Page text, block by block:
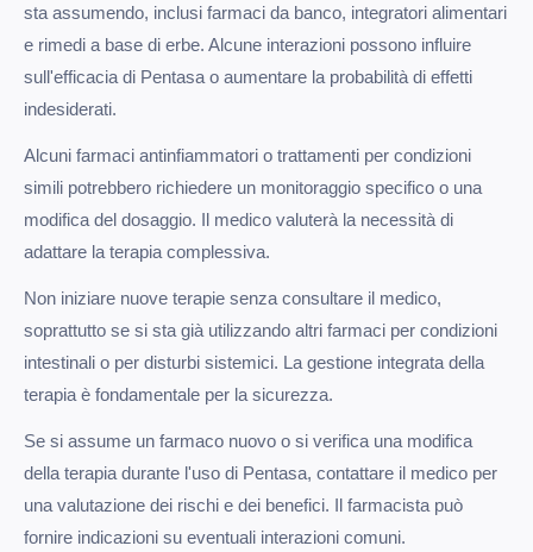
sta assumendo, inclusi farmaci da banco, integratori alimentari
e rimedi a base di erbe. Alcune interazioni possono influire
sull'efficacia di Pentasa o aumentare la probabilità di effetti
indesiderati.
Alcuni farmaci antinfiammatori o trattamenti per condizioni
simili potrebbero richiedere un monitoraggio specifico o una
modifica del dosaggio. Il medico valuterà la necessità di
adattare la terapia complessiva.
Non iniziare nuove terapie senza consultare il medico,
soprattutto se si sta già utilizzando altri farmaci per condizioni
intestinali o per disturbi sistemici. La gestione integrata della
terapia è fondamentale per la sicurezza.
Se si assume un farmaco nuovo o si verifica una modifica
della terapia durante l'uso di Pentasa, contattare il medico per
una valutazione dei rischi e dei benefici. Il farmacista può
fornire indicazioni su eventuali interazioni comuni.